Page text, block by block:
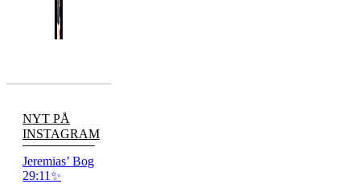
NYT PÅ
INSTAGRAM
Jeremias’ Bog
29:11✨